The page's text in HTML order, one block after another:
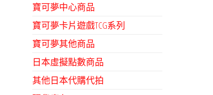
寶可夢中心商品
寶可夢卡片遊戲TCG系列
寶可夢其他商品
日本虛擬點數商品
其他日本代購代拍